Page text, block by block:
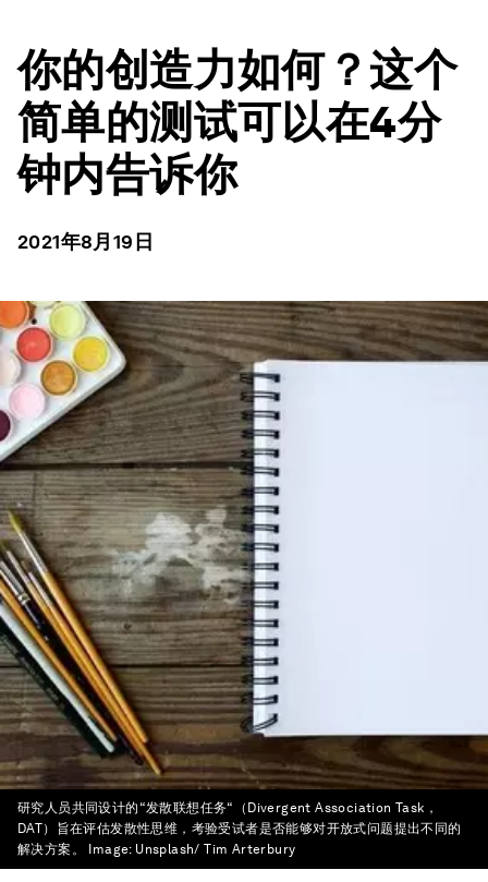
你的创造力如何？这个
简单的测试可以在4分
钟内告诉你
2021年8月19日
研究人员共同设计的“发散联想任务“（Divergent Association Task，
DAT）旨在评估发散性思维，考验受试者是否能够对开放式问题提出不同的
解决方案。
Image: Unsplash/ Tim Arterbury